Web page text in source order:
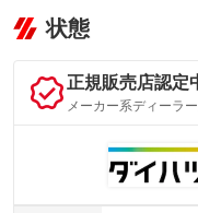
状態
正規販売店認定
メーカー系ディーラ